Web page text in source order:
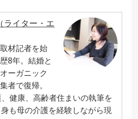
（ライター・エ
材記者を始
8年。結婚と
ーガニック
者で復帰。
健康、高齢者住まいの執筆を
も母の介護を経験しながら現